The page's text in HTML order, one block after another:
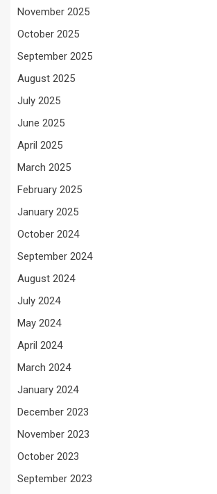
November 2025
October 2025
September 2025
August 2025
July 2025
June 2025
April 2025
March 2025
February 2025
January 2025
October 2024
September 2024
August 2024
July 2024
May 2024
April 2024
March 2024
January 2024
December 2023
November 2023
October 2023
September 2023